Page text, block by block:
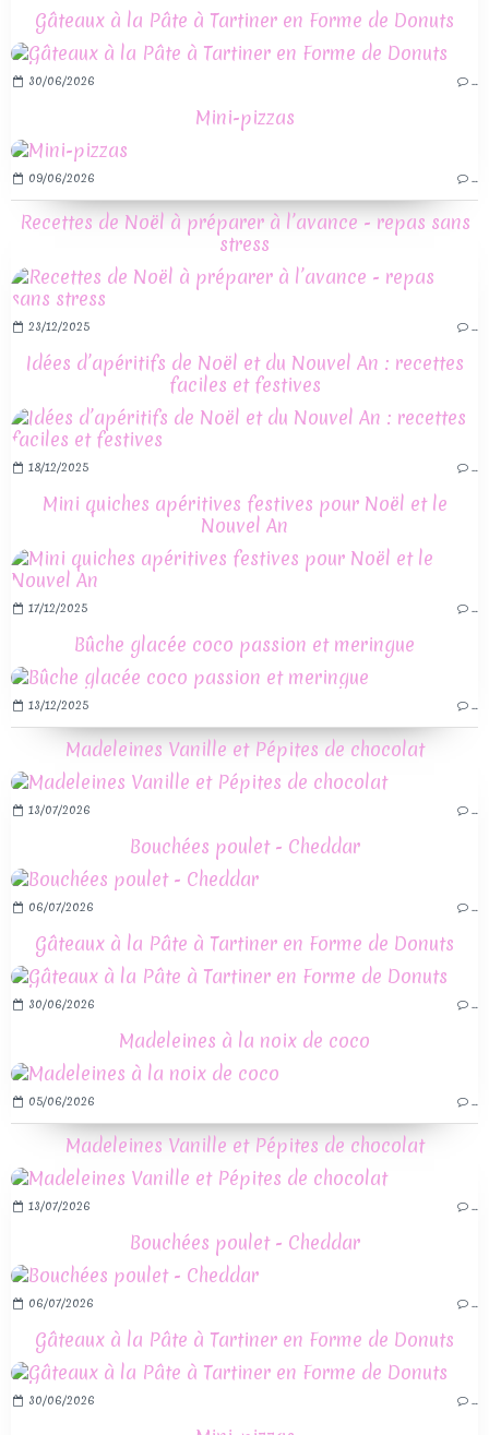
Gâteaux à la Pâte à Tartiner en Forme de Donuts
30/06/2026 …
Mini-pizzas
09/06/2026 …
Recettes de Noël à préparer à l’avance - repas sans
stress
23/12/2025 …
Idées d’apéritifs de Noël et du Nouvel An : recettes
faciles et festives
18/12/2025 …
Mini quiches apéritives festives pour Noël et le
Nouvel An
17/12/2025 …
Bûche glacée coco passion et meringue
13/12/2025 …
Madeleines Vanille et Pépites de chocolat
13/07/2026 …
Bouchées poulet - Cheddar
06/07/2026 …
Gâteaux à la Pâte à Tartiner en Forme de Donuts
30/06/2026 …
Madeleines à la noix de coco
05/06/2026 …
Madeleines Vanille et Pépites de chocolat
13/07/2026 …
Bouchées poulet - Cheddar
06/07/2026 …
Gâteaux à la Pâte à Tartiner en Forme de Donuts
30/06/2026 …